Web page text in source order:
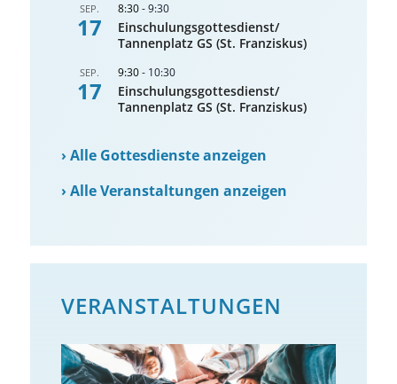
SEP.
17
8:30-9:30
Einschulungsgottesdienst/
Tannenplatz GS (St. Franziskus)
SEP.
17
9:30- 10:30
Einschulungsgottesdienst/
Tannenplatz GS (St. Franziskus)
›Alle Gottesdienste anzeigen
›Alle Veranstaltungen anzeigen
VERANSTALTUNGEN